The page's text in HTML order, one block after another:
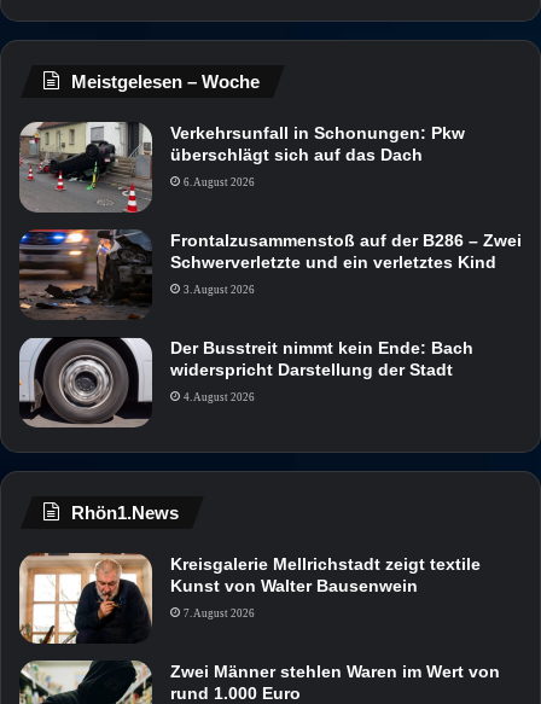
Meistgelesen – Woche
Verkehrsunfall in Schonungen: Pkw
überschlägt sich auf das Dach
6. August 2026
Frontalzusammenstoß auf der B286 – Zwei
Schwerverletzte und ein verletztes Kind
3. August 2026
Der Busstreit nimmt kein Ende: Bach
widerspricht Darstellung der Stadt
4. August 2026
Rhön1.News
Kreisgalerie Mellrichstadt zeigt textile
Kunst von Walter Bausenwein
7. August 2026
Zwei Männer stehlen Waren im Wert von
rund 1.000 Euro